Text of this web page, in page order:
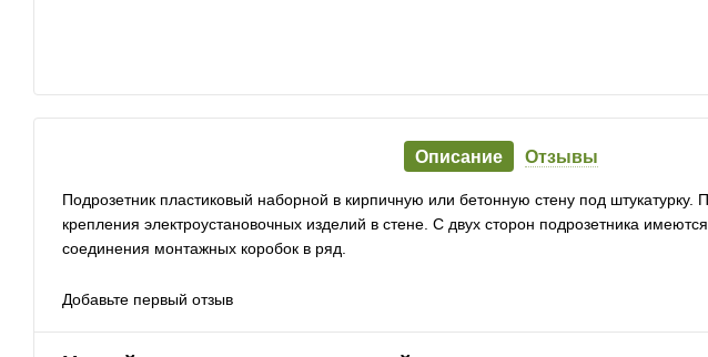
Описание Отзывы
Подрозетник пластиковый наборной в кирпичную или бетонную стену под штукатурку.
крепления электроустановочных изделий в стене. С двух сторон подрозетника
соединения монтажных коробок в ряд.
Добавьте первый отзыв